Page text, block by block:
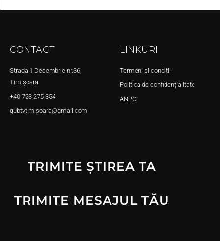
CONTACT
Strada 1 Decembrie nr.36,
Timișoara
+40 723 275 354
qubtvtimisoara@gmail.com
LINKURI
Termeni și condiții
Politica de confidențialitate
ANPC
TRIMITE ȘTIREA TA
TRIMITE MESAJUL TĂU